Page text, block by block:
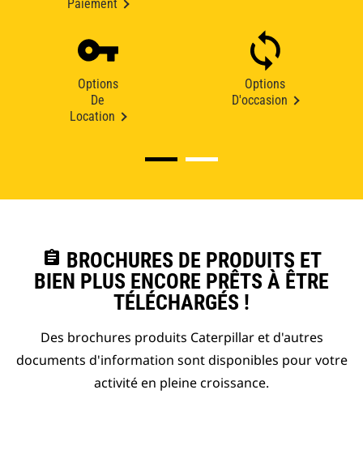
Paiement
Options
De
Location
Options
D'occasion
assignment BROCHURES DE PRODUITS ET
BIEN PLUS ENCORE PRÊTS À ÊTRE
TÉLÉCHARGÉS !
Des brochures produits Caterpillar et d'autres
documents d'information sont disponibles pour votre
activité en pleine croissance.